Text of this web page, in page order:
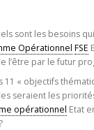
sont les besoins
Opérationnel FSE
l’être par le futur
11 « objectifs
seraient les
opérationnel Etat